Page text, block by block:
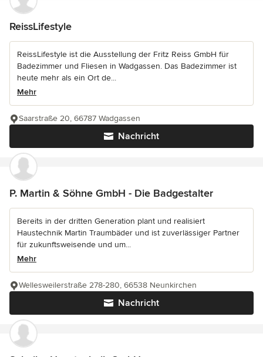
ReissLifestyle
ReissLifestyle ist die Ausstellung der Fritz Reiss GmbH für
Badezimmer und Fliesen in Wadgassen. Das Badezimmer ist
heute mehr als ein Ort de...
Mehr
Nachricht
Saarstraße 20, 66787 Wadgassen
P. Martin & Söhne GmbH - Die Badgestalter
Bereits in der dritten Generation plant und realisiert
Haustechnik Martin Traumbäder und ist zuverlässiger Partner
für zukunftsweisende und um...
Mehr
Nachricht
Wellesweilerstraße 278-280, 66538 Neunkirchen